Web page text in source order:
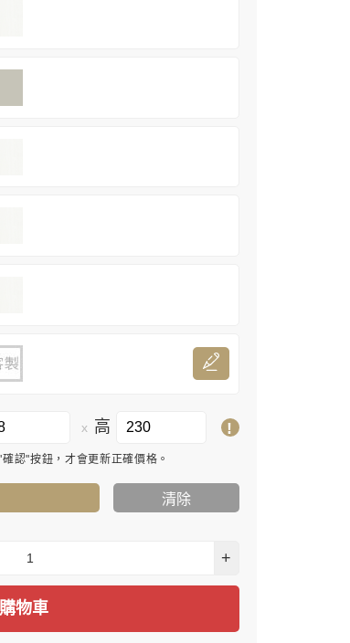
x 高 !
認"按鈕，才會更新正確價格。
清除
+
物車